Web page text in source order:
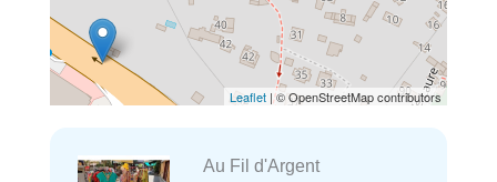
Leaflet | © OpenStreetMap contributors
Au Fil d'Argent